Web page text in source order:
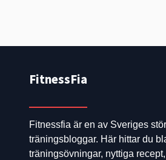
FitnessFia
Fitnessfia är en av Sveriges
träningsbloggar. Här hittar du
träningsövningar, nyttiga